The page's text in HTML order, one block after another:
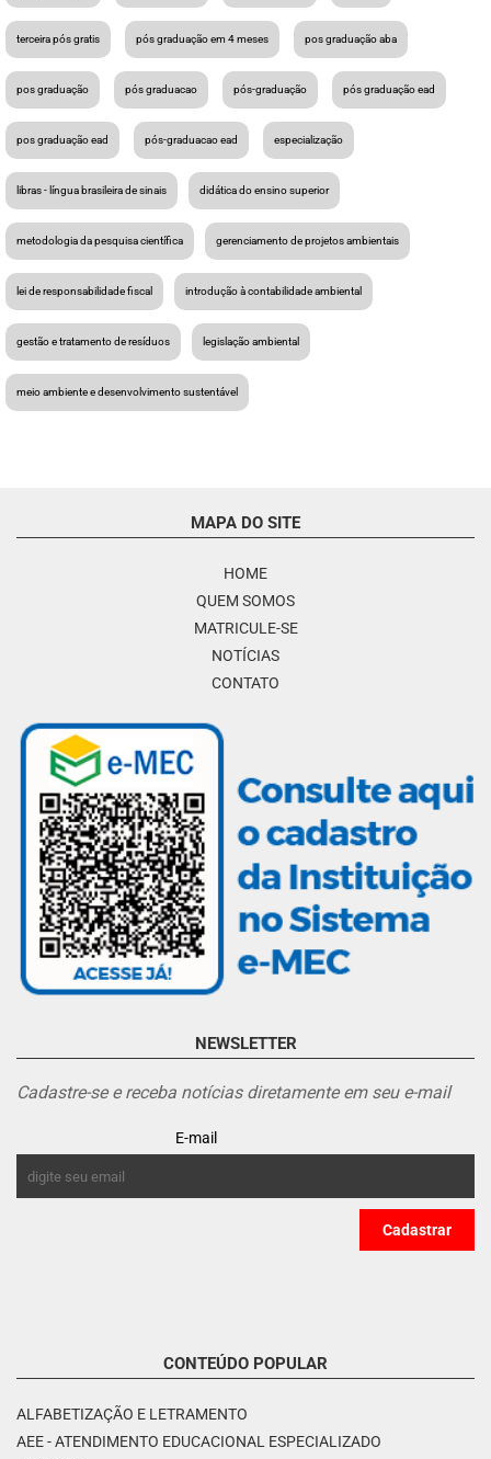
terceira pós gratis pós graduação em 4 meses pos graduação aba
pos graduação pós graduacao pós-graduação pós graduação ead
pos graduação ead pós-graduacao ead especialização
libras - língua brasileira de sinais didática do ensino superior
metodologia da pesquisa científica gerenciamento de projetos ambientais
lei de responsabilidade fiscal introdução à contabilidade ambiental
gestão e tratamento de resíduos legislação ambiental
meio ambiente e desenvolvimento sustentável
MAPA DO SITE
HOME
QUEM SOMOS
MATRICULE-SE
NOTÍCIAS
CONTATO
NEWSLETTER
Cadastre-se e receba notícias diretamente em seu e-mail
E-mail
CONTEÚDO POPULAR
ALFABETIZAÇÃO E LETRAMENTO
AEE - ATENDIMENTO EDUCACIONAL ESPECIALIZADO